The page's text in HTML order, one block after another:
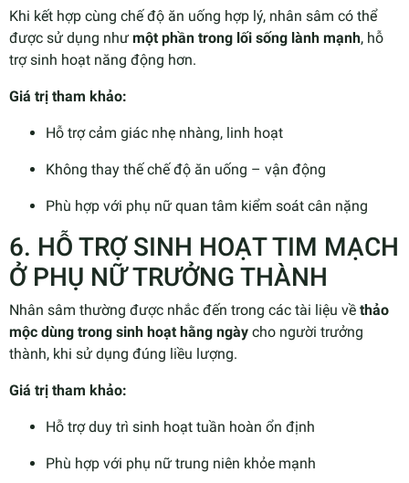
Khi kết hợp cùng chế độ ăn uống hợp lý, nhân sâm có thể
được sử dụng như một phần trong lối sống lành mạnh, hỗ
trợ sinh hoạt năng động hơn.
Giá trị tham khảo:
Hỗ trợ cảm giác nhẹ nhàng, linh hoạt
Không thay thế chế độ ăn uống – vận động
Phù hợp với phụ nữ quan tâm kiểm soát cân nặng
6. HỖ TRỢ SINH HOẠT TIM MẠCH
Ở PHỤ NỮ TRƯỞNG THÀNH
Nhân sâm thường được nhắc đến trong các tài liệu về thảo
mộc dùng trong sinh hoạt hằng ngày cho người trưởng
thành, khi sử dụng đúng liều lượng.
Giá trị tham khảo:
Hỗ trợ duy trì sinh hoạt tuần hoàn ổn định
Phù hợp với phụ nữ trung niên khỏe mạnh